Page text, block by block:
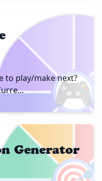
🎮
to play/make next?
Generator